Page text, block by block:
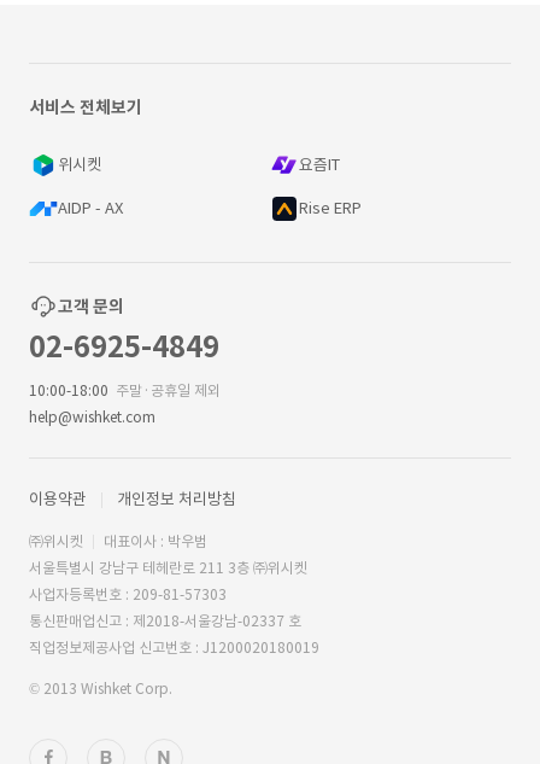
서비스 전체보기
위시켓 요즘IT
AIDP - AX Rise ERP
고객 문의
02-6925-4849
10:00-18:00 주말·공휴일 제외
help@wishket.com
이용약관 개인정보 처리방침
㈜위시켓
대표이사 : 박우범
서울특별시 강남구 테헤란로 211 3층 ㈜위시켓
사업자등록번호 : 209-81-57303
통신판매업신고 : 제2018-서울강남-02337 호
직업정보제공사업 신고번호 : J1200020180019
© 2013 Wishket Corp.